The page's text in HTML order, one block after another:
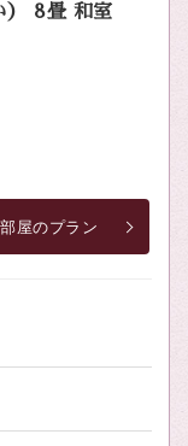
） 8畳 和室
屋のプラン